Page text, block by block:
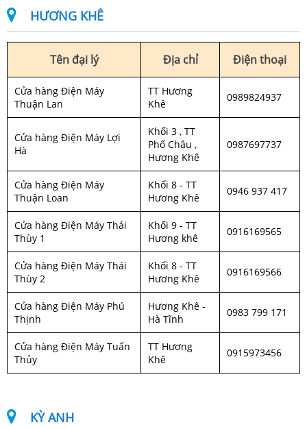
HƯƠNG KHÊ
Tên đại lý Địa chỉ Điện thoại
Cửa hàng Điện Máy
Thuận Lan
TT Hương
Khê
0989824937
Cửa hàng Điện Máy Lợi
Hà
Khối 3 , TT
Phố Châu ,
Hương Khê
0987697737
Cửa hàng Điện Máy
Thuận Loan
Khối 8 - TT
Hương Khê
0946 937 417
Cửa hàng Điện Máy Thái
Thùy 1
Khối 9 - TT
Hương khê
0916169565
Cửa hàng Điện Máy Thái
Thùy 2
Khối 8 - TT
Hương Khê
0916169566
Cửa hàng Điện Máy Phú
Thịnh
Hương Khê -
Hà Tĩnh
0983 799 171
Cửa hàng Điện Máy Tuấn
Thủy
TT Hương
Khê
0915973456
KỲ ANH